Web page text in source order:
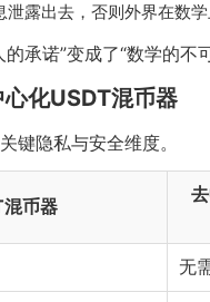
露出去，否则外界在数学
承诺”变成了“数学的不可
化USDT混币器
键隐私与安全维度。
币器
无